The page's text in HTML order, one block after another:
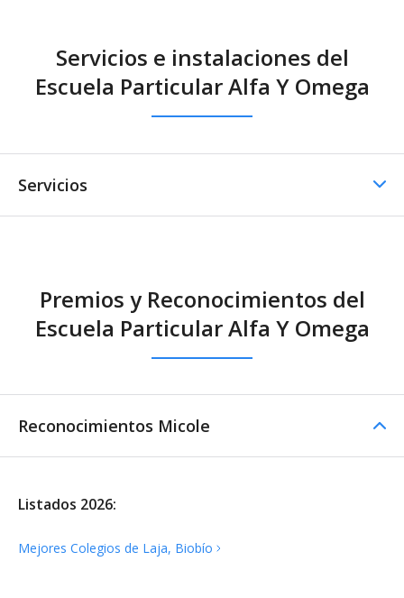
Servicios e instalaciones del
Escuela Particular Alfa Y Omega
Servicios
Furgón escolar
Premios y Reconocimientos del
Escuela Particular Alfa Y Omega
Reconocimientos Micole
Listados 2026:
Mejores Colegios de Laja, Biobío